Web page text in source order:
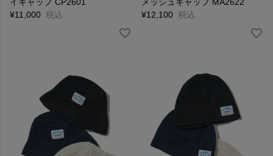
¥11,000 税込
¥12,100 税込